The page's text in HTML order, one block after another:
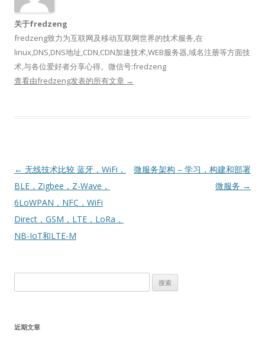
关于fredzeng
fredzeng致力为互联网及移动互联网世界的技术服务,在
linux,DNS,DNS地址,CDN,CDN加速技术,WEB服务器,域名注册等方面技
术,与各位爱好者分享心得。微信号:fredzeng
查看由fredzeng发表的所有文章 →
文
章
导
航
← 无线技术比较 蓝牙，WiFi，
BLE，Zigbee，Z-Wave，
6LoWPAN，NFC，WiFi
Direct，GSM，LTE，LoRa，
NB-IoT和LTE-M
微服务架构 – 学习，构建和部署
微服务 →
索：
近期文章